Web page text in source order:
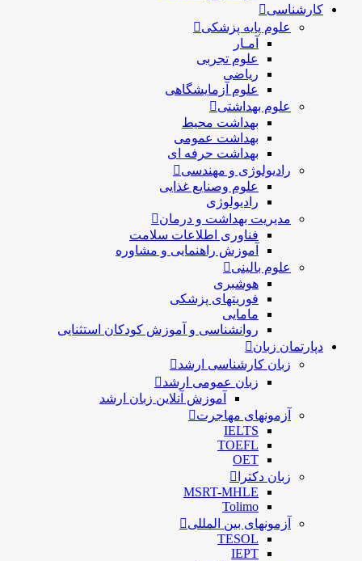
کارشناسی
علوم پایه پزشکی
آمـار
علوم تجربی
ریاضی
علوم آزمایشگاهی
علوم بهداشتی
بهداشت محیط
بهداشت عمومی
بهداشت حرفه ای
رادیولوژی و مهندسی
علوم وصنایع غذایی
رادیولوژی
مدیریت بهداشت و درمان
فناوری اطلاعات سلامت
آموزش راهنمایی و مشاوره
علوم بالینی
هوشبری
فوریتهای پزشکی
مامایی
روانشناسی و آموزش کودکان استثنایی
دپارتمان زبان
زبان کارشناسی ارشد
زبان عمومی ارشد
آموزش آنلاین زبان ارشد
آزمونهای مهاجرت
IELTS
TOEFL
OET
زبان دکترا
MSRT-MHLE
Tolimo
آزمونهای بین المللی
TESOL
IEPT